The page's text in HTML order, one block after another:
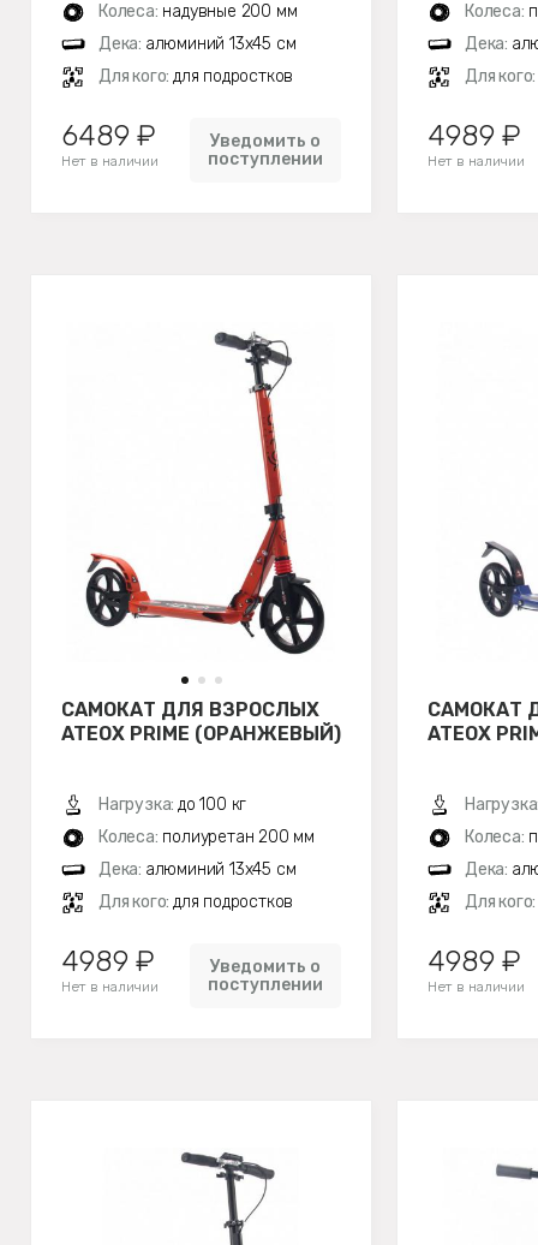
Колеса: надувные 200 мм
Дека: алюминий 13х45 см
Для кого: для подростков
6489 ₽
Нет в наличии
Уведомить о
поступлении
Колеса:
Дека:
Для кого:
4989 ₽
Нет в наличии
САМОКАТ ДЛЯ ВЗРОСЛЫХ
ATEOX PRIME (ОРАНЖЕВЫЙ)
Нагрузка: до 100 кг
Колеса: полиуретан 200 мм
Дека: алюминий 13х45 см
Для кого: для подростков
4989 ₽
Нет в наличии
Уведомить о
поступлении
САМОКАТ
ATEOX
Колеса:
Дека:
Для кого:
4989 ₽
Нет в наличии